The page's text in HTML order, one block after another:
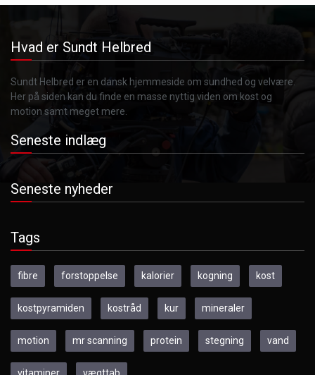
Hvad er Sundt Helbred
Sundt Helbred er en dansk hjemmeside om sundhed og velvære.
Her på siden kan du finde en masse nyttig viden om kost og
motion samt meget mere.
Seneste indlæg
Seneste nyheder
Tags
fibre forstoppelse kalorier kogning kost
kostpyramiden kostråd kur mineraler
motion mr scanning protein stegning vand